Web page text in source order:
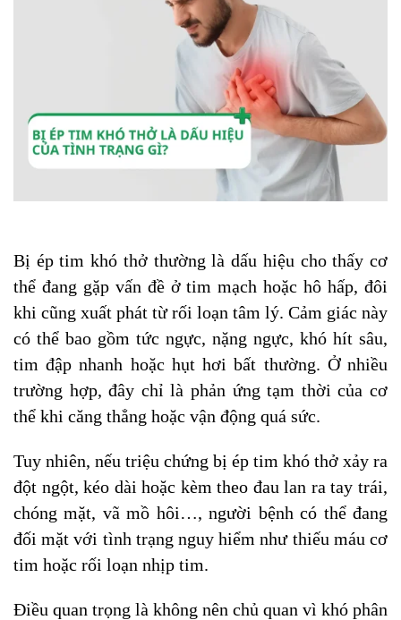
Bị ép tim khó thở thường là dấu hiệu cho thấy cơ
thể đang gặp vấn đề ở tim mạch hoặc hô hấp, đôi
khi cũng xuất phát từ rối loạn tâm lý. Cảm giác này
có thể bao gồm tức ngực, nặng ngực, khó hít sâu,
tim đập nhanh hoặc hụt hơi bất thường. Ở nhiều
trường hợp, đây chỉ là phản ứng tạm thời của cơ
thể khi căng thẳng hoặc vận động quá sức.
Tuy nhiên, nếu triệu chứng bị ép tim khó thở xảy ra
đột ngột, kéo dài hoặc kèm theo đau lan ra tay trái,
chóng mặt, vã mồ hôi…, người bệnh có thể đang
đối mặt với tình trạng nguy hiểm như thiếu máu cơ
tim hoặc rối loạn nhịp tim.
Điều quan trọng là không nên chủ quan vì khó phân